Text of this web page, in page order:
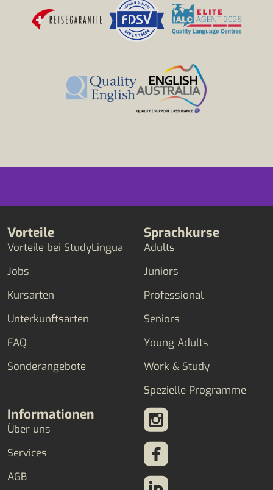
Vorteile
Vorteile bei StudyLingua
Jobs
Kursarten
Unterkunftsarten
FAQ
Sonderangebote
Sprachkurse
Adults
Juniors
Professional
Seniors
Young Adults
Work & Study
Spezielle Programme
Informationen
Über uns
Services
AGB